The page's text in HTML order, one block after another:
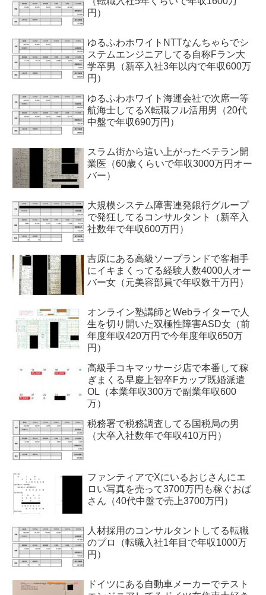
円）
ゆるふわホワイトNTTなんちゃらでシ
ステムエンジニアしてる自称Fラン大
学卒男（新卒入社3年以内で年収600万
円）
ゆるふわホワイト海運会社で次席一等
航海士してるX転職フル活用男（20代
中盤で年収690万円）
スラム街から這い上がったベテラン開
業医（60歳くらいで年収3000万円オー
バー）
大規模システム障害連発銀行グループ
で発狂してるコンサルタント（新卒入
社数年で年収600万円）
吉原にある高級ソープランドで客相手
にイキまくってる経験人数4000人オー
バー女（元美容部員で年収数千万円）
オンライン塾講師とWebライターで人
生を切り開いた双極性障害ASD女（前
年度年収420万円で今年度年収650万
円）
高級手コキマッサージ店で本番して稼
ぎまくる早慶上智卒Fカップ既婚派遣
OL（本業年収300万で副業年収600
万）
税務署で税務調査してる国税局の男
（大卒入社数年で年収410万円）
ファンティアでXにいるおじさんにエ
ロい写真を売って3700万円も稼ぐおば
さん（40代中盤で売上3700万円）
人材採用のコンサルタントしてる転職
のプロ（転職入社1年目で年収1000万
円）
ドイツにある自動車メーカーでテスト